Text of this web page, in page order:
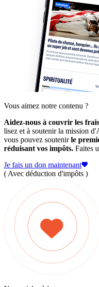
Vous aimez notre contenu ?
Aidez-nous à couvrir les
lisez et à soutenir la mission
vous pouvez soutenirle
réduisant vos impôts. Faites
Je fais un don maintenant
( Avec déduction d'impôts )